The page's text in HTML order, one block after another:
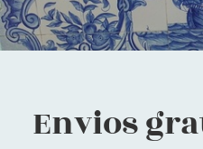
Envios